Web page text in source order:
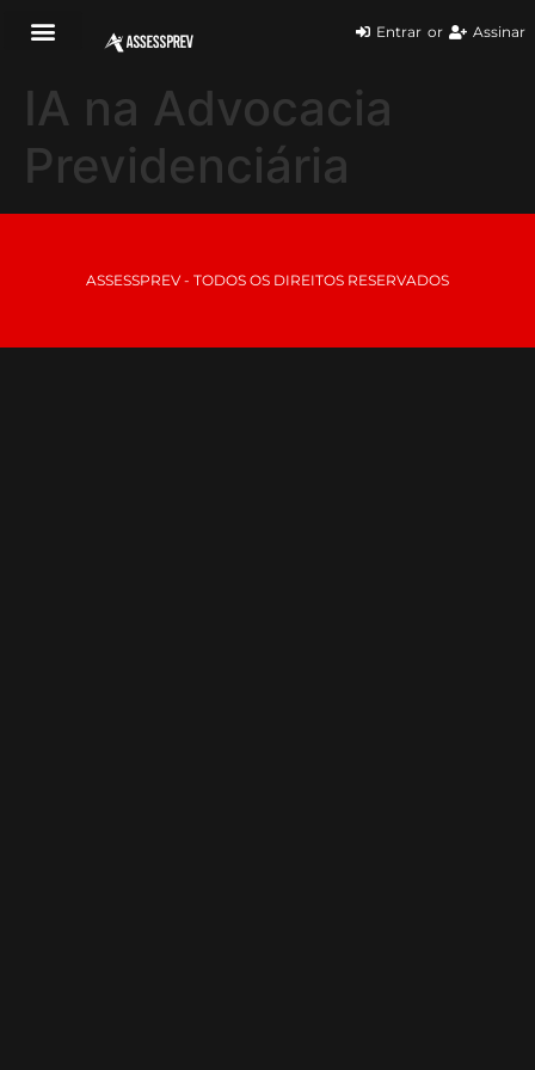
Entrar or Assinar
IA na Advocacia
Previdenciária
ASSESSPREV - TODOS OS DIREITOS RESERVADOS